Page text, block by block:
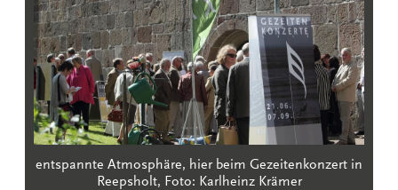
entspannte Atmosphäre, hier beim Gezeitenkonzert in
Reepsholt, Foto: Karlheinz Krämer